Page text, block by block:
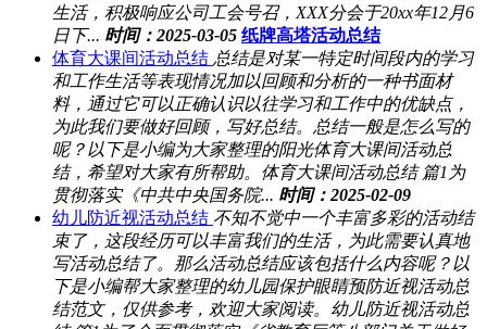
生活，积极响应公司工会号召，XXX分会于20xx年12月6
日下... 时间：2025-03-05 纸牌高塔活动总结
体育大课间活动总结 总结是对某一特定时间段内的学习
和工作生活等表现情况加以回顾和分析的一种书面材
料，通过它可以正确认识以往学习和工作中的优缺点，
为此我们要做好回顾，写好总结。总结一般是怎么写的
呢？以下是小编为大家整理的阳光体育大课间活动总
结，希望对大家有所帮助。体育大课间活动总结 篇1为
贯彻落实《中共中央国务院... 时间：2025-02-09
幼儿防近视活动总结 不知不觉中一个丰富多彩的活动结
束了，这段经历可以丰富我们的生活，为此需要认真地
写活动总结了。那么活动总结应该包括什么内容呢？以
下是小编帮大家整理的幼儿园保护眼睛预防近视活动总
结范文，仅供参考，欢迎大家阅读。幼儿防近视活动总